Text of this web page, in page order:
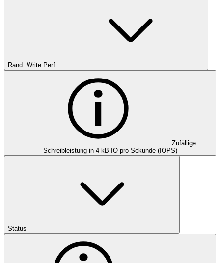
Rand. Write Perf.
Zufällige
Schreibleistung in 4 kB IO pro Sekunde (IOPS)
Status